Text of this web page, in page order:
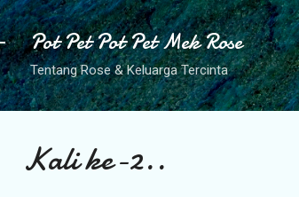
Pot Pet Pot Pet Mek Rose
Tentang Rose & Keluarga Tercinta
Kali ke-2..